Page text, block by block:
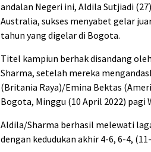
andalan Negeri ini, Aldila Sutjiadi
Australia, sukses menyabet gelar
tahun yang digelar di Bogota.
Titel kampiun berhak disandang
Sharma, setelah mereka
(Britania Raya)/Emina Bektas
Bogota, Minggu (10 April 2022) pagi
Aldila/Sharma berhasil melewati
dengan kedudukan akhir 4-6, 6-4,